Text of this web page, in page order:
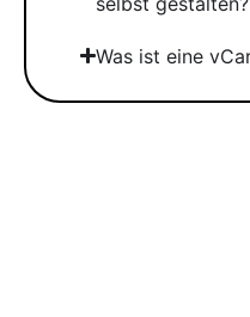
Was ist eine